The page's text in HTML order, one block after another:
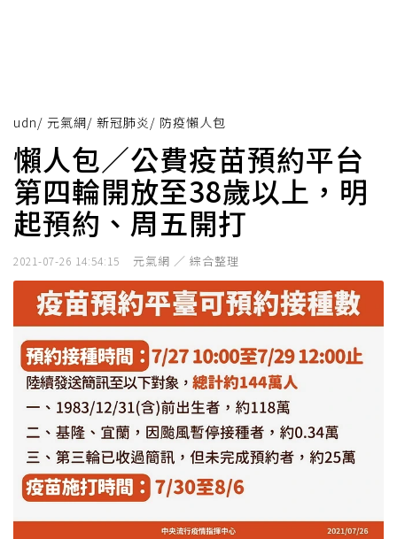
udn/ 元氣網/ 新冠肺炎 / 防疫懶人包
懶人包／公費疫苗預約平台
第四輪開放至38歲以上，明
起預約、周五開打
2021-07-26 14:54:15 元氣網 ／ 綜合整理